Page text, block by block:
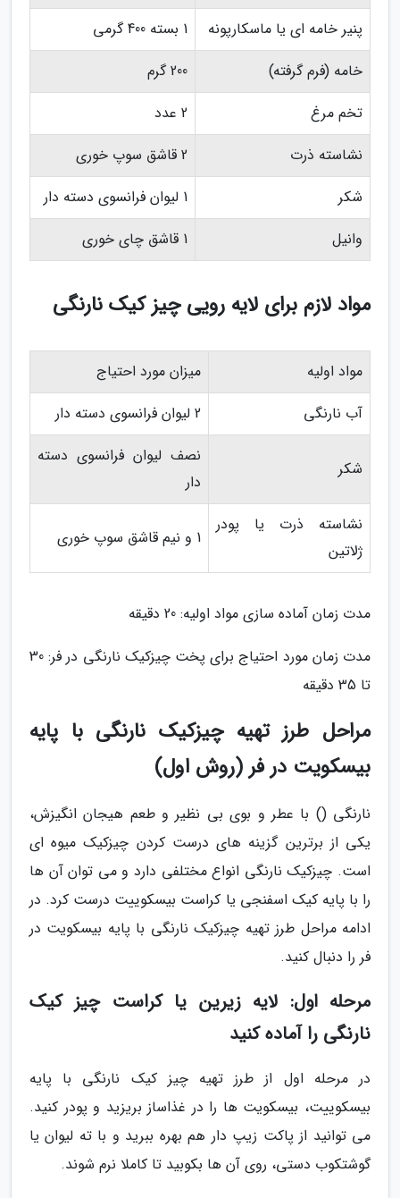
پنیر خامه ای یا ماسکارپونه
1 بسته 400 گرمی
خامه (فرم گرفته)
200 گرم
تخم مرغ
2 عدد
نشاسته ذرت
2 قاشق سوپ خوری
شکر
1 لیوان فرانسوی دسته دار
وانیل
1 قاشق چای خوری
مواد لازم برای لایه رویی چیز کیک نارنگی
مواد اولیه
میزان مورد احتیاج
آب نارنگی
2 لیوان فرانسوی دسته دار
شکر
نصف لیوان فرانسوی دسته
دار
نشاسته ذرت یا پودر
ژلاتین
1 و نیم قاشق سوپ خوری
مدت زمان آماده سازی مواد اولیه: 20 دقیقه
مدت زمان مورد احتیاج برای پخت چیزکیک نارنگی در فر: 30
تا 35 دقیقه
مراحل طرز تهیه چیزکیک نارنگی با پایه
بیسکویت در فر (روش اول)
نارنگی () با عطر و بوی بی نظیر و طعم هیجان انگیزش،
یکی از برترین گزینه های درست کردن چیزکیک میوه ای
است. چیزکیک نارنگی انواع مختلفی دارد و می توان آن ها
را با پایه کیک اسفنجی یا کراست بیسکوییت درست کرد. در
ادامه مراحل طرز تهیه چیزکیک نارنگی با پایه بیسکویت در
فر را دنبال کنید.
مرحله اول: لایه زیرین یا کراست چیز کیک
نارنگی را آماده کنید
در مرحله اول از طرز تهیه چیز کیک نارنگی با پایه
بیسکوییت، بیسکویت ها را در غذاساز بریزید و پودر کنید.
می توانید از پاکت زیپ دار هم بهره ببرید و با ته لیوان یا
گوشتکوب دستی، روی آن ها بکوبید تا کاملا نرم شوند.